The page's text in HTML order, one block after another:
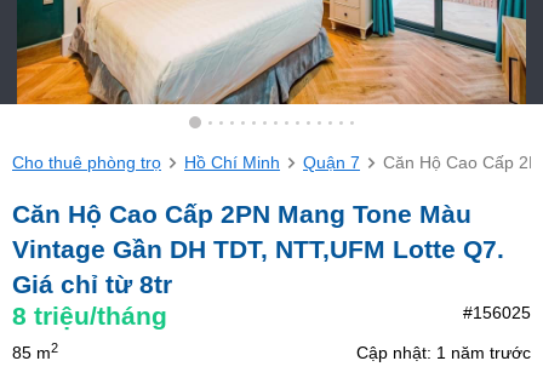
Cho thuê phòng trọ Hồ Chí Minh Quận 7 Căn Hộ Cao Cấp
Căn Hộ Cao Cấp 2PN Mang Tone Màu
Vintage Gần DH TDT, NTT,UFM Lotte Q7.
Giá chỉ từ 8tr
8 triệu/tháng #156025
85 m2
Cập nhật: 1 năm trước